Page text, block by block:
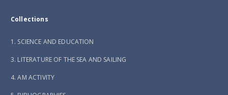
Collections
1. SCIENCE AND EDUCATION
3. LITERATURE OF THE SEA AND SAILING
4. AM ACTIVITY